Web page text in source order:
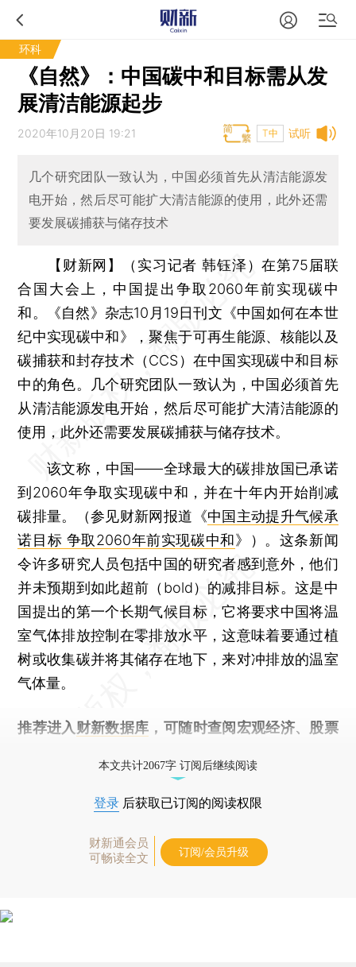
环科
《自然》：中国碳中和目标需从发
展清洁能源起步
试听
2020年10月20日 19:21 T中
几个研究团队一致认为，中国必须首先从清洁能源发
电开始，然后尽可能扩大清洁能源的使用，此外还需
要发展碳捕获与储存技术
【财新网】（实习记者 韩钰泽）在第75届联
合国大会上，中国提出争取2060年前实现碳中
和。《自然》杂志10月19日刊文《中国如何在本世
纪中实现碳中和》，聚焦于可再生能源、核能以及
碳捕获和封存技术（CCS）在中国实现碳中和目标
中的角色。几个研究团队一致认为，中国必须首先
从清洁能源发电开始，然后尽可能扩大清洁能源的
使用，此外还需要发展碳捕获与储存技术。
该文称，中国——全球最大的碳排放国已承诺
到2060年争取实现碳中和，并在十年内开始削减
碳排量。（参见财新网报道《中国主动提升气候承
诺目标 争取2060年前实现碳中和》）。这条新闻
令许多研究人员包括中国的研究者感到意外，他们
并未预期到如此超前（bold）的减排目标。这是中
国提出的第一个长期气候目标，它将要求中国将温
室气体排放控制在零排放水平，这意味着要通过植
树或收集碳并将其储存在地下，来对冲排放的温室
气体量。
推荐进入 财新数据库 ，可随时查阅宏观经济、股票
本文共计2067字 订阅后继续阅读
登录 后获取已订阅的阅读权限
财新通会员
可畅读全文
订阅/会员升级